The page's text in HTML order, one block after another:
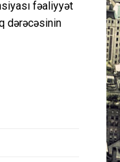
fəaliyyət
dərəcəsinin